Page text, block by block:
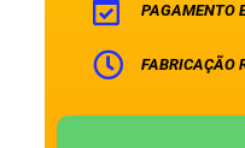
PAGAMENTO
FABRICAÇÃO